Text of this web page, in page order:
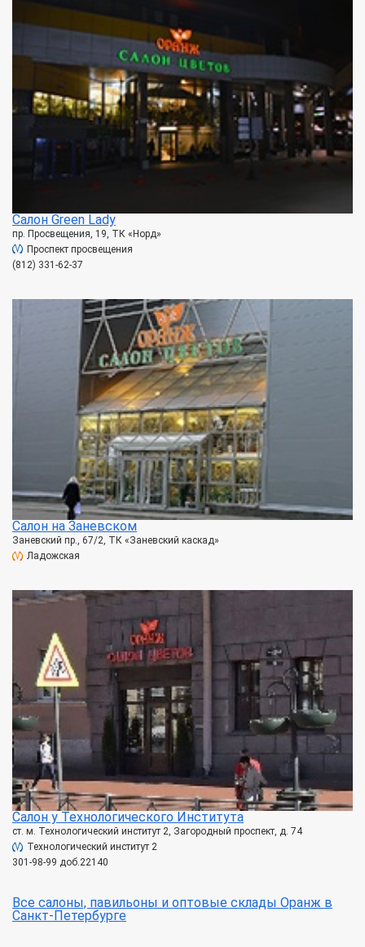
Салон Green Lady
пр. Просвещения, 19, ТК «Норд»
Проспект просвещения
(812) 331-62-37
Салон на Заневском
Заневский пр., 67/2, ТК «Заневский каскад»
Ладожская
Салон у Технологического Института
ст. м. Технологический институт 2, Загородный проспект, д. 74
Технологический институт 2
301-98-99 доб.22140
Все салоны, павильоны и оптовые склады Оранж в
Санкт-Петербурге